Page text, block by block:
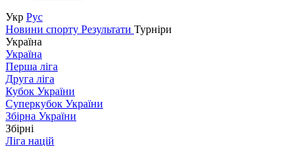
Укр Рус
Новини спорту Результати Турніри
Україна
Україна
Перша ліга
Друга ліга
Кубок України
Суперкубок України
Збірна України
Збірні
Ліга націй